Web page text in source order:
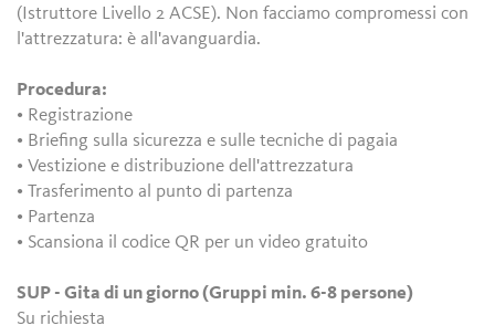
(Istruttore Livello 2 ACSE). Non facciamo compromessi con
l'attrezzatura: è all'avanguardia.
Procedura:
• Registrazione
• Briefing sulla sicurezza e sulle tecniche di pagaia
• Vestizione e distribuzione dell'attrezzatura
• Trasferimento al punto di partenza
• Partenza
• Scansiona il codice QR per un video gratuito
SUP - Gita di un giorno (Gruppi min. 6-8 persone)
Su richiesta